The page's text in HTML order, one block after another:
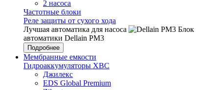
2 насоса
Частотные блоки
Реле защиты от сухого хода
Лучшая автоматика для насоса
Блок
автоматики Dellain PM3
Подробнее
Мембранные емкости
Гидроаккумуляторы ХВС
Джилекс
EDS Global Premium